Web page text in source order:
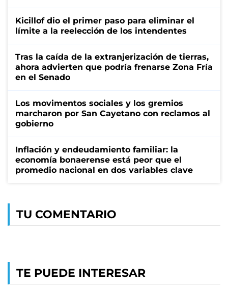
Kicillof dio el primer paso para eliminar el
límite a la reelección de los intendentes
Tras la caída de la extranjerización de tierras,
ahora advierten que podría frenarse Zona Fría
en el Senado
Los movimentos sociales y los gremios
marcharon por San Cayetano con reclamos al
gobierno
Inflación y endeudamiento familiar: la
economía bonaerense está peor que el
promedio nacional en dos variables clave
TU COMENTARIO
TE PUEDE INTERESAR